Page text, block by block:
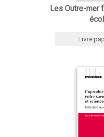
Les Outre-mer
Livre